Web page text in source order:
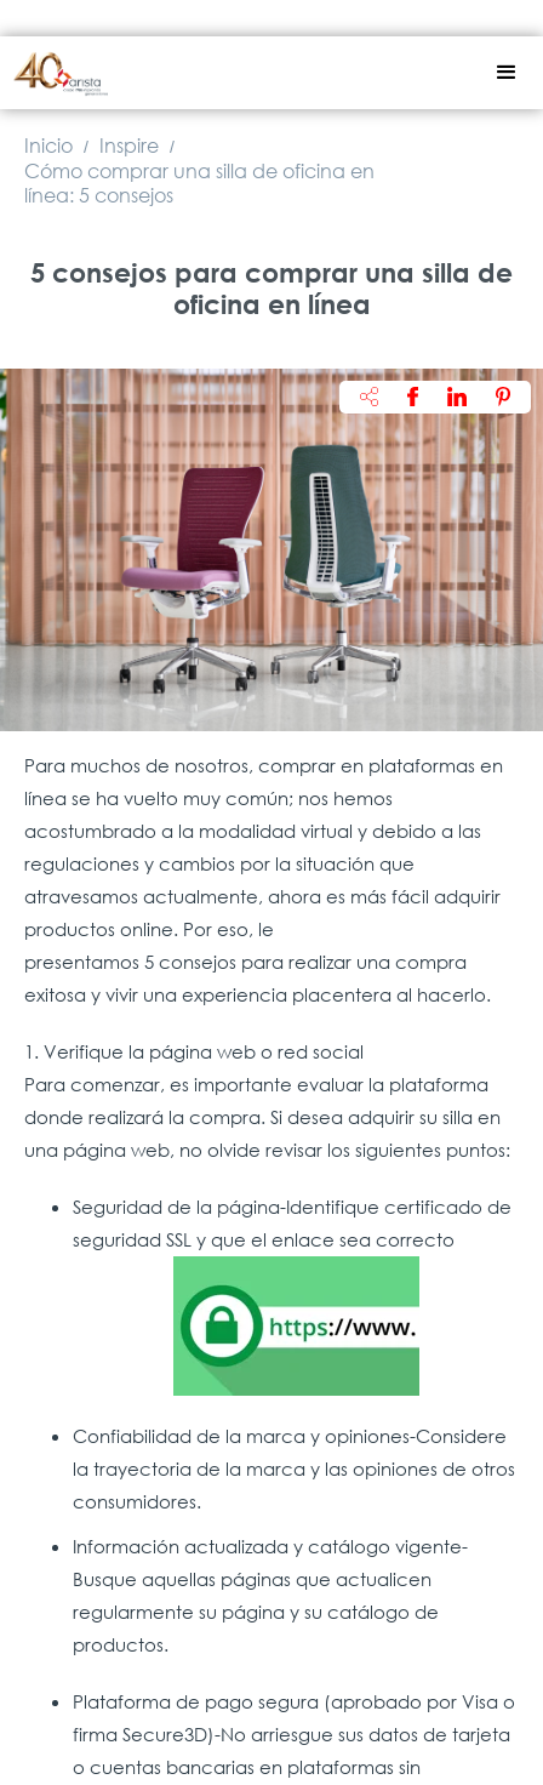
Inicio / Inspire /
Cómo comprar una silla de oficina en
línea: 5 consejos
5 consejos para comprar una silla de
oficina en línea
Para muchos de nosotros, comprar en plataformas en
línea se ha vuelto muy común; nos hemos
acostumbrado a la modalidad virtual y debido a las
regulaciones y cambios por la situación que
atravesamos actualmente, ahora es más fácil adquirir
productos online. Por eso, le
presentamos 5 consejos para realizar una compra
exitosa y vivir una experiencia placentera al hacerlo.
1. Verifique la página web o red social
Para comenzar, es importante evaluar la plataforma
donde realizará la compra. Si desea adquirir su silla en
una página web, no olvide revisar los siguientes puntos:
Seguridad de la página-Identifique certificado de
seguridad SSL y que el enlace sea correcto
Confiabilidad de la marca y opiniones-Considere
la trayectoria de la marca y las opiniones de otros
consumidores.
Información actualizada y catálogo vigente-
Busque aquellas páginas que actualicen
regularmente su página y su catálogo de
productos.
Plataforma de pago segura (aprobado por Visa o
firma Secure3D)-No arriesgue sus datos de tarjeta
o cuentas bancarias en plataformas sin